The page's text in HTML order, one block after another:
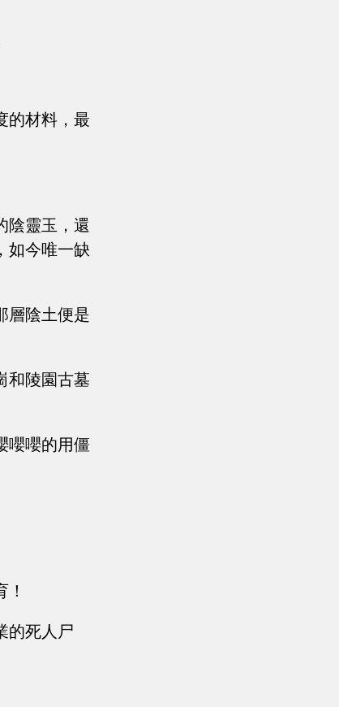
的材料，最
陰靈玉，還
如今唯一缺
層陰土便是
和陵園古墓
嚶嚶的用僵
的死人尸